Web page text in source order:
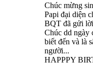
Chúc mừng
Papi đại diện
BQT đã gửi
Chúc dd ngày
biết đến và là
người...
HAPPPY